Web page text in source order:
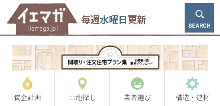
毎週水曜日更新
資金計画 土地探し 業者選び 構造・建材